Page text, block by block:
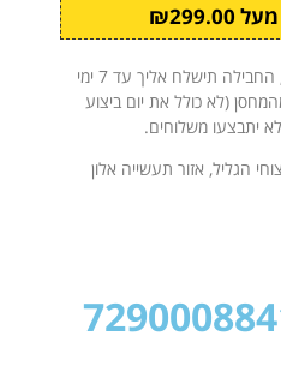
לאחר קבלת ההזמנה ואישורה, החבילה תישלח אליך עד 7 ימי
(לא כולל את יום ביצוע
יתבצעו משלוחים.
הגליל, אזור תעשייה אלון